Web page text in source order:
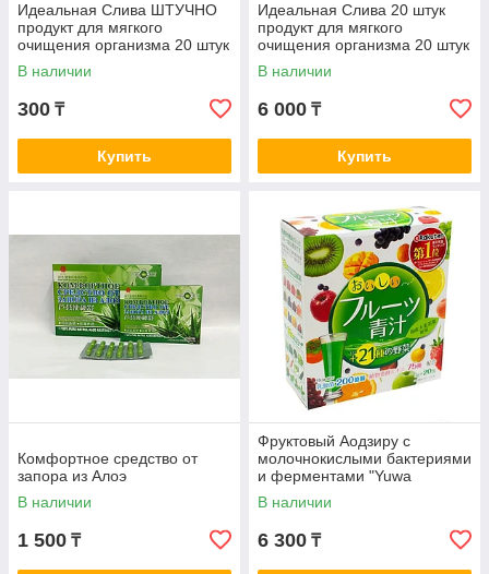
Идеальная Слива ШТУЧНО
продукт для мягкого
очищения организма 20 штук
В наличии
300 ₸
Купить
Идеальная Слива 20 штук
продукт для мягкого
очищения организма 20 штук
В наличии
6 000 ₸
Купить
Комфортное средство от
запора из Алоэ
В наличии
1 500 ₸
Фруктовый Аодзиру с
молочнокислыми бактериями
и ферментами "Yuwa
Delicious Fruit Juice"20
пакетиков
В наличии
6 300 ₸